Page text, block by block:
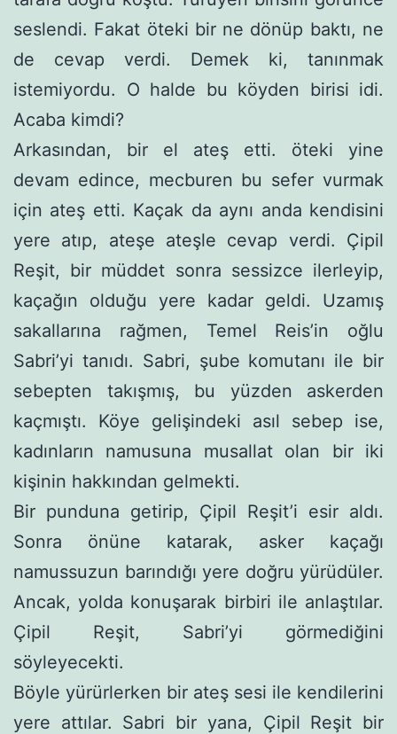
seslendi. Fakat öteki bir ne dönüp baktı, ne
de cevap verdi. De­mek ki, tanınmak
istemiyordu. O halde bu köyden birisi idi.
Aca­ba kimdi?
Arkasından, bir el ateş etti. öteki yine
devam edince, mecbu­ren bu sefer vurmak
için ateş etti. Kaçak da aynı anda kendisini
yere atıp, ateşe ateşle cevap verdi. Çipil
Reşit, bir müddet sonra sessizce ilerleyip,
kaçağın olduğu yere kadar geldi. Uzamış
sakal­larına rağmen, Temel Reis’in oğlu
Sabri’yi tanıdı. Sabri, şube ko­mutanı ile bir
sebepten takışmış, bu yüzden askerden
kaçmıştı. Köye gelişindeki asıl sebep ise,
kadınların namusuna musallat olan bir iki
kişinin hakkından gelmekti.
Bir punduna getirip, Çipil Reşit’i esir aldı.
Sonra önüne kata­rak, asker kaçağı
namussuzun barındığı yere doğru yürüdüler.
Ancak, yolda konuşarak birbiri ile anlaştılar.
Çipil Reşit, Sabri’yi görmediğini
söyleyecekti.
Böyle yürürlerken bir ateş sesi ile kendilerini
yere attılar. Sabri bir yana, Çipil Reşit bir